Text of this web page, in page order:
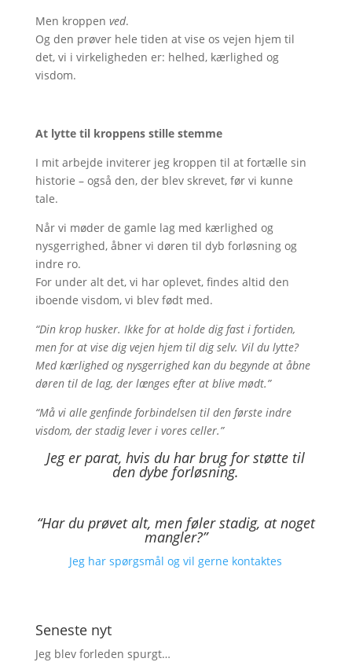
Men kroppen ved.
Og den prøver hele tiden at vise os vejen hjem til
det, vi i virkeligheden er: helhed, kærlighed og
visdom.
At lytte til kroppens stille stemme
I mit arbejde inviterer jeg kroppen til at fortælle sin
historie – også den, der blev skrevet, før vi kunne
tale.
Når vi møder de gamle lag med kærlighed og
nysgerrighed, åbner vi døren til dyb forløsning og
indre ro.
For under alt det, vi har oplevet, findes altid den
iboende visdom, vi blev født med.
“Din krop husker. Ikke for at holde dig fast i fortiden,
men for at vise dig vejen hjem til dig selv. Vil du lytte?
Med kærlighed og nysgerrighed kan du begynde at åbne
døren til de lag, der længes efter at blive mødt.”
“Må vi alle genfinde forbindelsen til den første indre
visdom, der stadig lever i vores celler.”
Jeg er parat, hvis du har brug for støtte til
den dybe forløsning.
“Har du prøvet alt, men føler stadig, at noget
mangler?”
Jeg har spørgsmål og vil gerne kontaktes
Seneste nyt
Jeg blev forleden spurgt…